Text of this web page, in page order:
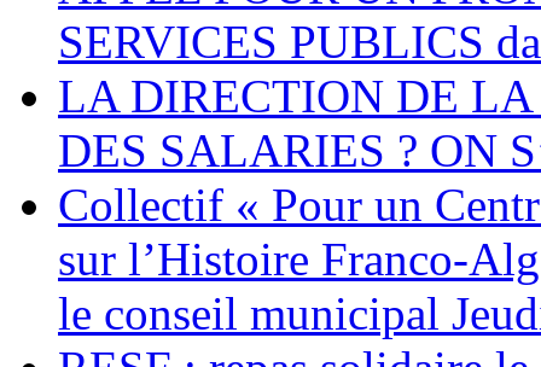
SERVICES PUBLICS
LA DIRECTION DE
DES SALARIES ? ON
Collectif « Pour un
sur l’Histoire Franco-
le conseil municipal